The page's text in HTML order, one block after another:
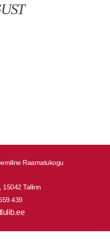
Raamatukogu
15042 Tallinn
439